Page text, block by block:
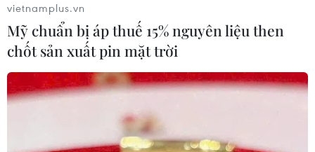
vietnamplus.vn
Mỹ chuẩn bị áp thuế 15% nguyên liệu then
chốt sản xuất pin mặt trời